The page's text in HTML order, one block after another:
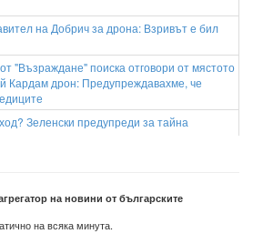
на Добрич за дрона: Взривът е бил
"Възраждане" поиска отговори от мястото
Кардам дрон: Предупреждавахме, че
Зеленски предупреди за тайна
терапия! Ракът на простатата
разпространил
на новини от българските
на всяка минута.